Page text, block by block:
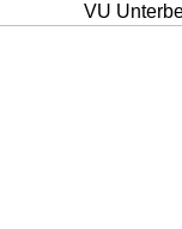
VU